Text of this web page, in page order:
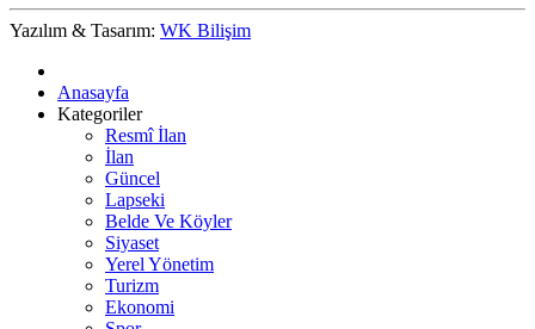
Yazılım & Tasarım: WK Bilişim
Anasayfa
Kategoriler
Resmî İlan
İlan
Güncel
Lapseki
Belde Ve Köyler
Siyaset
Yerel Yönetim
Turizm
Ekonomi